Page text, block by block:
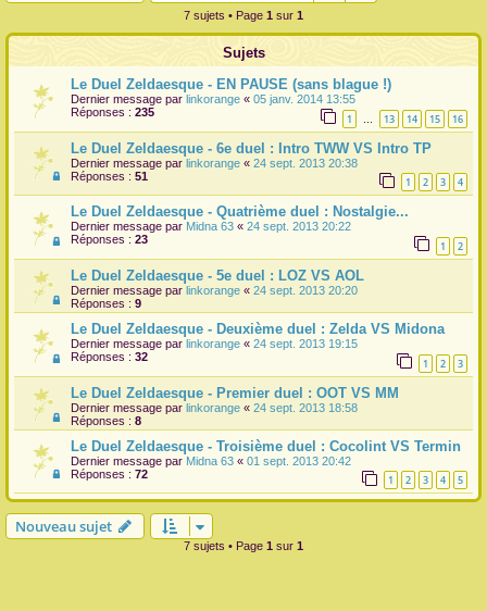
c
7 sujets • Page 1 sur 1
Sujets
Le Duel Zeldaesque - EN PAUSE (sans blague !)
Dernier message par linkorange « 05 janv. 2014 13:55
Réponses : 235 1 … 13 14 15 16
Le Duel Zeldaesque - 6e duel : Intro TWW VS Intro TP
Dernier message par linkorange « 24 sept. 2013 20:38
Réponses : 51 1 2 3 4
Le Duel Zeldaesque - Quatrième duel : Nostalgie...
Dernier message par Midna 63 « 24 sept. 2013 20:22
Réponses : 23 1 2
Le Duel Zeldaesque - 5e duel : LOZ VS AOL
Dernier message par linkorange « 24 sept. 2013 20:20
Réponses : 9
Le Duel Zeldaesque - Deuxième duel : Zelda VS Midona
Dernier message par linkorange « 24 sept. 2013 19:15
Réponses : 32 1 2 3
Le Duel Zeldaesque - Premier duel : OOT VS MM
Dernier message par linkorange « 24 sept. 2013 18:58
Réponses : 8
Le Duel Zeldaesque - Troisième duel : Cocolint VS Termin
Dernier message par Midna 63 « 01 sept. 2013 20:42
Réponses : 72 1 2 3 4 5
Nouveau sujet
7 sujets • Page 1 sur 1